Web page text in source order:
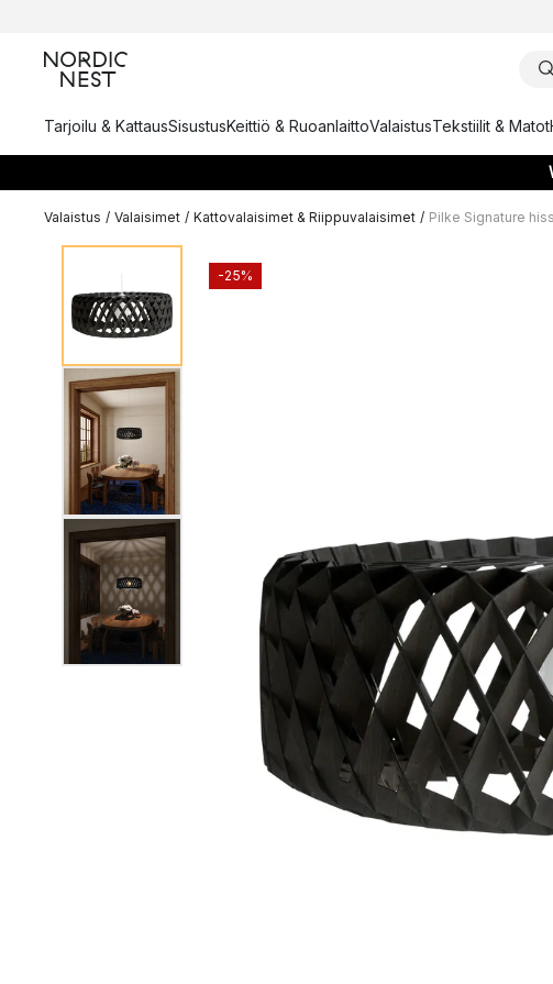
Tarjoilu & KattausSisustusKeittiö & RuoanlaittoValaistusTekstiilit & Matot
Valaistus / Valaisimet / Kattovalaisimet & Riippuvalaisimet / Pilke Signature
-25%